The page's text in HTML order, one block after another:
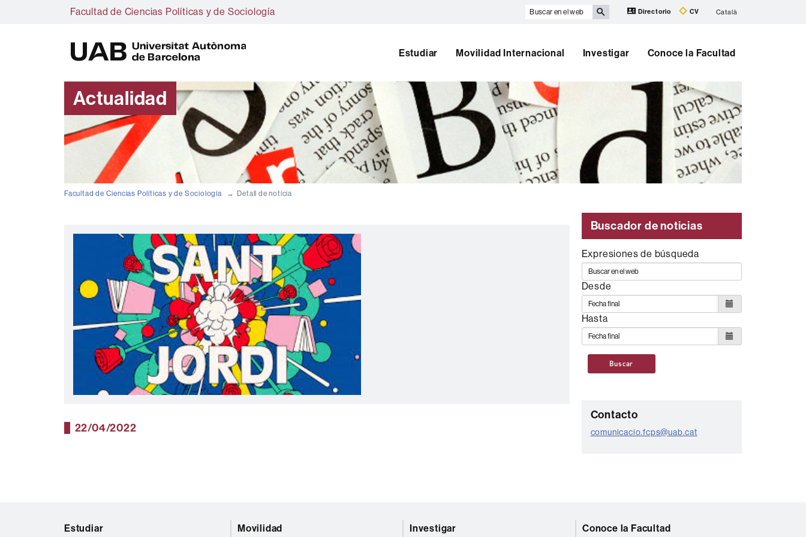
Facultad de Ciencias Políticas y de Sociología
Buscar
Directorio CV Català
B
Estudiar Movilidad Internacional Investigar Conoce la Facultad
Actualidad
Facultad de Ciencias Políticas y de Sociología Detall de notícia
22/04/2022
Buscador de noticias
Expresiones de búsqueda
Desde
Hasta
Buscar
C
o
t
Contacto
comunicacio.fcps@uab.cat
Estudiar Movilidad Investigar Conoce la Facultad